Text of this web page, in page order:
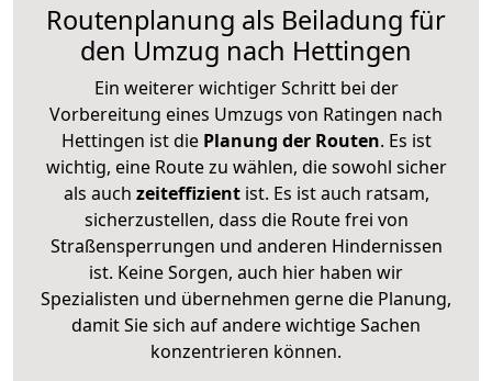
Routenplanung als Beiladung für
den Umzug nach Hettingen
Ein weiterer wichtiger Schritt bei der
Vorbereitung eines Umzugs von Ratingen nach
Hettingen ist diePlanung der Routen. Es ist
wichtig, eine Route zu wählen, die sowohl sicher
als auch zeiteffizientist. Es ist auch ratsam,
sicherzustellen, dass die Route frei von
Straßensperrungen und anderen Hindernissen
ist. Keine Sorgen, auch hier haben wir
Spezialisten und übernehmen gerne die Planung,
damit Sie sich auf andere wichtige Sachen
konzentrieren können.